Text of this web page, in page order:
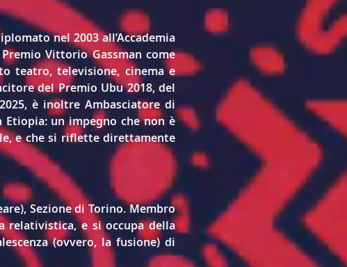
nel 2003 all’Accademia
Vittorio Gassman come
teatro, televisione, cinema e
del Premio Ubu 2018, del
è inoltre Ambasciatore di
un impegno che non è
e che si riflette direttamente
Sezione di Torino. Membro
relativistica, e si occupa della
(ovvero, la fusione) di